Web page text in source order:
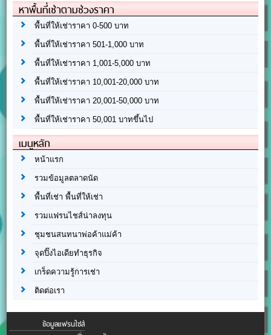
หาพื้นที่เช่าตามช่วงราคา
พื้นที่ให้เช่าราคา 0-500 บาท
พื้นที่ให้เช่าราคา 501-1,000 บาท
พื้นที่ให้เช่าราคา 1,001-5,000 บาท
พื้นที่ให้เช่าราคา 10,001-20,000 บาท
พื้นที่ให้เช่าราคา 20,001-50,000 บาท
พื้นที่ให้เช่าราคา 50,001 บาทขึ้นไป
เมนูหลัก
หน้าแรก
รวมข้อมูลตลาดนัด
พื้นที่เช่า พื้นที่ให้เช่า
รวมแฟรนไชส์น่าลงทุน
ชุมชนสนทนาพ่อค้าแม่ค้า
จุดปิ๊งไอเดียทำธุรกิจ
เกร็ดความรู้การเช่า
ติดต่อเรา
ข้อมูลแฟรนไชส์